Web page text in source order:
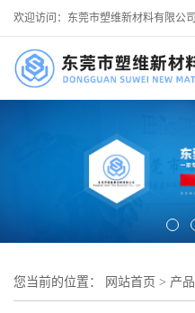
欢迎访问：东莞市塑维新材料有限公司
您当前的位置： 网站首页 > 产